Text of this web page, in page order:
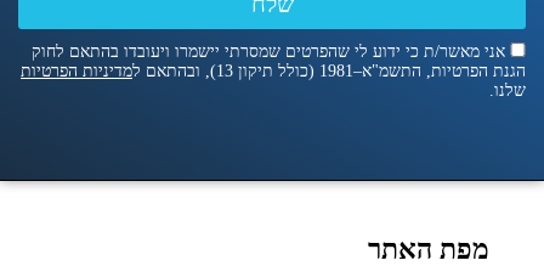
אני מאשר/ת כי ידוע לי שהפרטים שמסרתי יישמרו ויעובדו בהתאם לחוק
הגנת הפרטיות, התשמ"א–1981 (כולל תיקון 13), ובהתאם ל
מדיניות הפרטיות
שלנו.
מפת האתר